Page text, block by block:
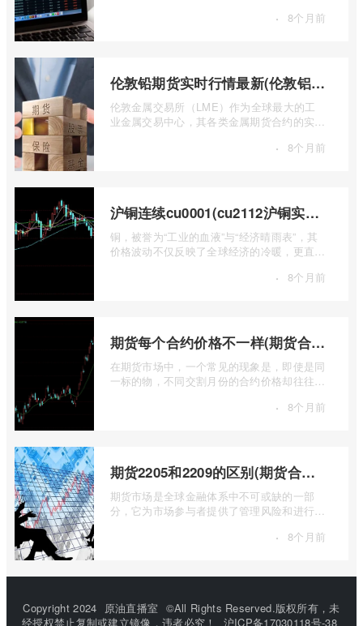
· 8个月前
伦敦铅期货实时行情最新(伦敦铝锡期货实时行情)
伦敦金属交易所（LME）作为全球最大的工
业金属交易中心，其各类金属期货合约的实时
· 8个月前
沪铜连续cu0001(cu2112沪铜实时行情)
铜，被誉为“工业的血液”与“经济晴雨表”，其
价格波动不仅反映了全球经济的冷暖，更直接
· 8个月前
期货每个合约价格不一样(期货合约之间的价格差)
在期货市场中，一个常见的现象是，即使是同
一标的物，不同交割月份的合约价格却往往不
· 8个月前
期货2205和2209的区别(期货合约2205什么意思)
期货市场是全球金融体系中不可或缺的一部
分，它为市场参与者提供了管理风险和进行价
· 8个月前
Copyright 2024 原油直播室 ©All Rights Reserved.版权所有，未
经授权禁止复制或建立镜像，违者必究！
沪ICP备17030118号-38